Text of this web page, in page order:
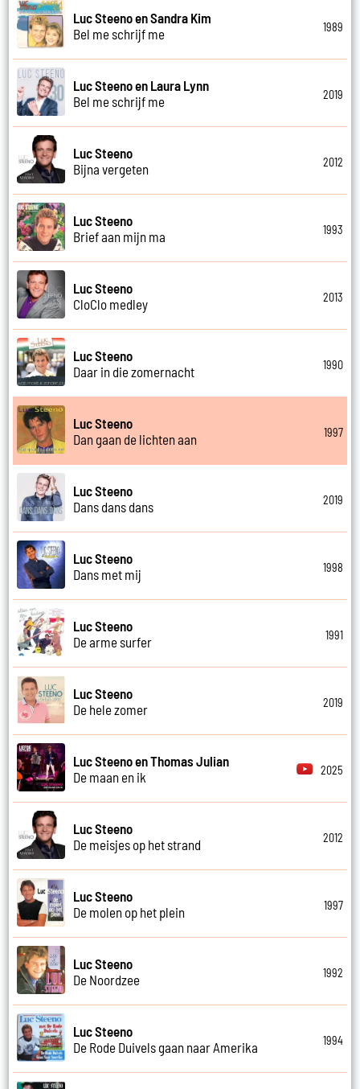
Luc Steeno en Sandra Kim
Bel me schrijf me
1989
Luc Steeno en Laura Lynn
Bel me schrijf me
2019
Luc Steeno
Bijna vergeten
2012
Luc Steeno
Brief aan mijn ma
1993
Luc Steeno
CloClo medley
2013
Luc Steeno
Daar in die zomernacht
1990
Luc Steeno
Dan gaan de lichten aan
1997
Luc Steeno
Dans dans dans
2019
Luc Steeno
Dans met mij
1998
Luc Steeno
De arme surfer
1991
Luc Steeno
De hele zomer
2019
Luc Steeno en Thomas Julian
De maan en ik
2025
Luc Steeno
De meisjes op het strand
2012
Luc Steeno
De molen op het plein
1997
Luc Steeno
De Noordzee
1992
Luc Steeno
De Rode Duivels gaan naar Amerika
1994